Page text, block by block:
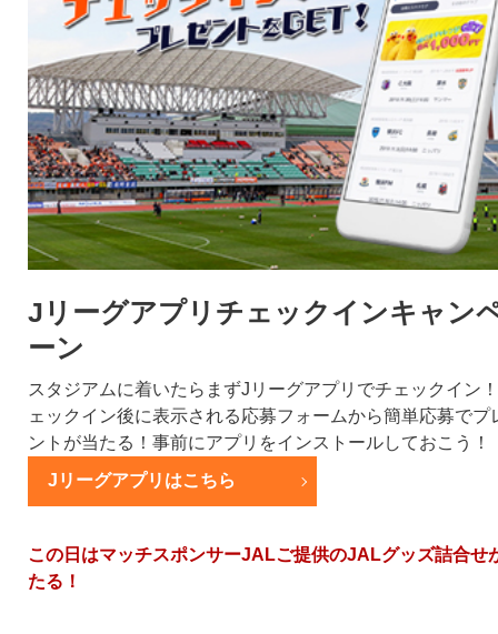
Jリーグアプリチェックインキャン
ーン
スタジアムに着いたらまずJリーグアプリでチェックイン
ェックイン後に表示される応募フォームから簡単応募でプ
ントが当たる！事前にアプリをインストールしておこう！
Jリーグアプリはこちら
この日はマッチスポンサーJALご提供のJALグッズ詰合せ
たる！